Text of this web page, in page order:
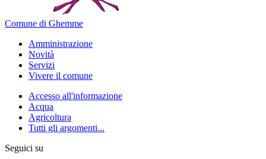
Comune di Ghemme
Amministrazione
Novità
Servizi
Vivere il comune
Accesso all'informazione
Acqua
Agricoltura
Tutti gli argomenti...
Seguici su